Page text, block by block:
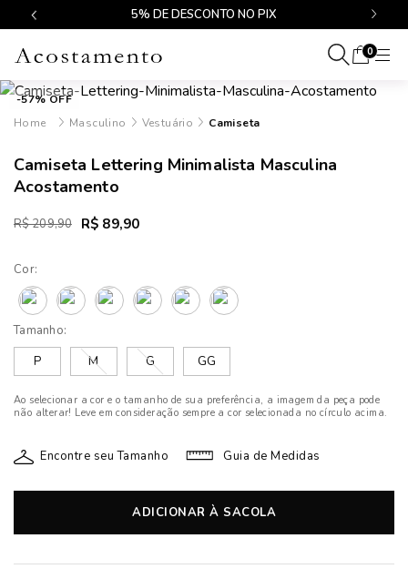
5% DE DESCONTO NO PIX
0
-57% OFF
Masculino
Vestuário Camiseta
Camiseta Lettering Minimalista Masculina
Acostamento
R$ 209,90 R$ 89,90
Cor:
Tamanho:
P
M G GG
Ao selecionar a cor e o tamanho de sua preferência, a imagem da peça pode
não alterar! Leve em consideração sempre a cor selecionada no círculo acima.
Encontre seu Tamanho Guia de Medidas
ADICIONAR À SACOLA